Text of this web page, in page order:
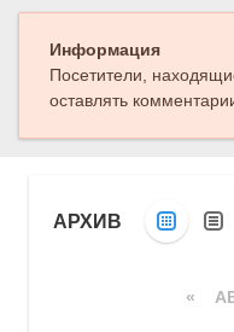
Информация
Посетители,
оставлять
АРХИВ
«